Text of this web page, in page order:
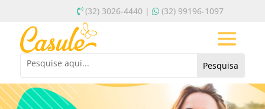
(32) 3026-4440 | (32) 99196-1097